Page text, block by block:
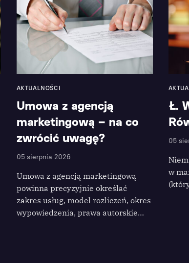
AKTUALNOŚCI
Umowa z agencją
marketingową – na co
zwrócić uwagę?
05 sierpnia 2026
Umowa z agencją marketingową
powinna precyzyjnie określać
zakres usług, model rozliczeń, okres
wypowiedzenia, prawa autorskie…
Ł.
05
w